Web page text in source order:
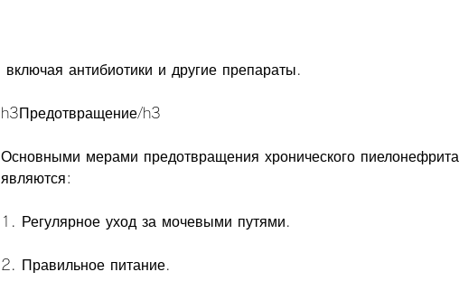
включая антибиотики и другие препараты.
h3Предотвращение/h3
Основными мерами предотвращения хронического пиелонефрита
являются:
1. Регулярное уход за мочевыми путями.
2. Правильное питание.